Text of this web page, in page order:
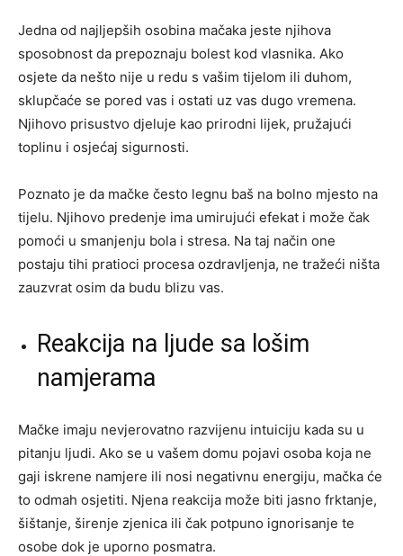
Jedna od najljepših osobina mačaka jeste njihova
sposobnost da prepoznaju bolest kod vlasnika. Ako
osjete da nešto nije u redu s vašim tijelom ili duhom,
sklupčaće se pored vas i ostati uz vas dugo vremena.
Njihovo prisustvo djeluje kao prirodni lijek, pružajući
toplinu i osjećaj sigurnosti.
Poznato je da mačke često legnu baš na bolno mjesto na
tijelu. Njihovo predenje ima umirujući efekat i može čak
pomoći u smanjenju bola i stresa. Na taj način one
postaju tihi pratioci procesa ozdravljenja, ne tražeći ništa
zauzvrat osim da budu blizu vas.
Reakcija na ljude sa lošim
namjerama
Mačke imaju nevjerovatno razvijenu intuiciju kada su u
pitanju ljudi. Ako se u vašem domu pojavi osoba koja ne
gaji iskrene namjere ili nosi negativnu energiju, mačka će
to odmah osjetiti. Njena reakcija može biti jasno frktanje,
šištanje, širenje zjenica ili čak potpuno ignorisanje te
osobe dok je uporno posmatra.